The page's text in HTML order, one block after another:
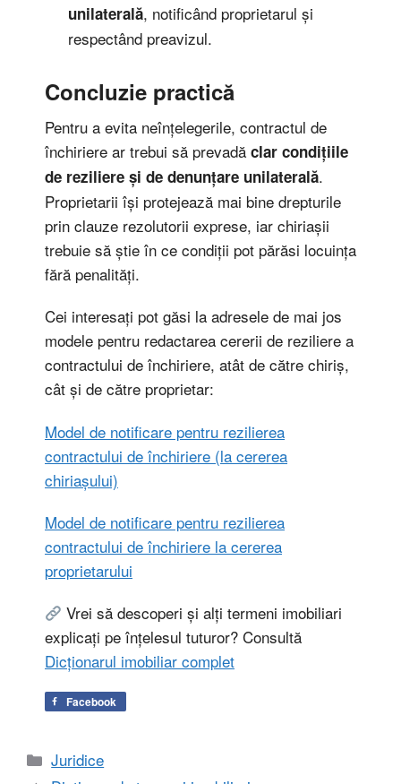
unilaterală, notificând proprietarul și
respectând preavizul.
Concluzie practică
Pentru a evita neînțelegerile, contractul de
închiriere ar trebui să prevadă clar condițiile
de reziliere și de denunțare unilaterală.
Proprietarii își protejează mai bine drepturile
prin clauze rezolutorii exprese, iar chiriașii
trebuie să știe în ce condiții pot părăsi locuința
fără penalități.
Cei interesați pot găsi la adresele de mai jos
modele pentru redactarea cererii de reziliere a
contractului de închiriere, atât de către chiriș,
cât și de către proprietar:
Model de notificare pentru rezilierea
contractului de închiriere (la cererea
chiriașului)
Model de notificare pentru rezilierea
contractului de închiriere la cererea
proprietarului
Vrei să descoperi și alți termeni imobiliari
explicați pe înțelesul tuturor? Consultă
Dicționarul imobiliar complet
Facebook
Categorii
Juridice